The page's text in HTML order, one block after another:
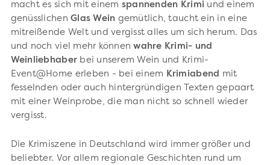
macht es sich mit einem spannenden Krimi und einem
genüsslichen Glas Wein gemütlich, taucht ein in eine
mitreißende Welt und vergisst alles um sich herum. Das
und noch viel mehr könnenwahre Krimi- und
Weinliebhaber bei unserem Wein und Krimi-
Event@Home erleben - bei einem Krimiabend mit
fesselnden oder auch hintergründigen Texten gepaart
mit einer Weinprobe, die man nicht so schnell wieder
vergisst.
Die Krimiszene in Deutschland wird immer größer und
beliebter. Vor allem regionale Geschichten rund um